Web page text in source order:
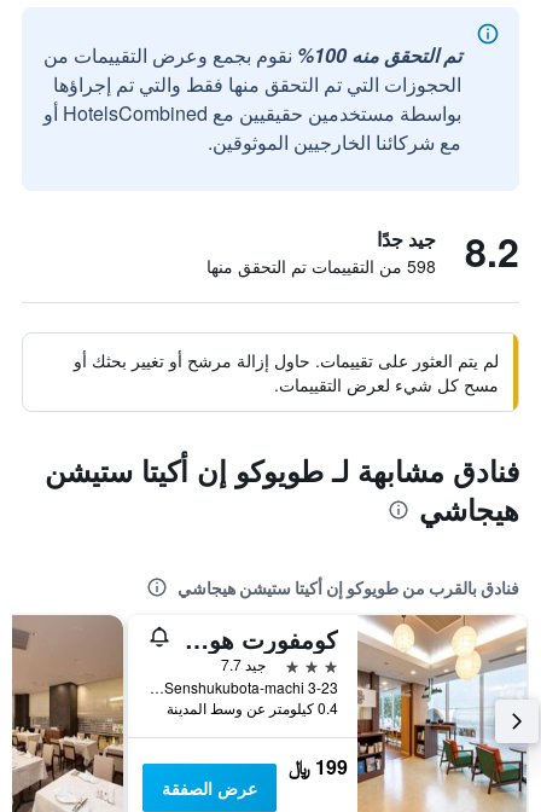
تم التحقق منه 100%
نقوم بجمع وعرض التقييمات من
الحجوزات التي تم التحقق منها فقط والتي تم إجراؤها
بواسطة مستخدمين حقيقيين مع HotelsCombined أو
مع شركائنا الخارجيين الموثوقين.
8.2 جيد جدًا
598 من التقييمات تم التحقق منها
لم يتم العثور على تقييمات. حاول إزالة مرشح أو تغيير بحثك أو
مسح كل شيء لعرض التقييمات.
فنادق مشابهة لـ طويوكو إن أكيتا ستيشن
هيجاشي
فنادق بالقرب من طويوكو إن أكيتا ستيشن هيجاشي
كومفورت هوتل أكيتا
3 نجوم
جيد 7.7
3-23 Senshukubota-machi, اكيتا, اليابان
0.4 كيلومتر عن وسط المدينة
199 ﷼
عرض الصفقة